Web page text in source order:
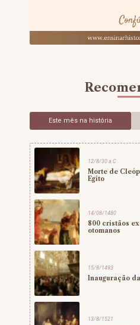
Este mês na história
12/8/30 a.C
Morte de
Egito
14/08/1480
800 cristãos
otomanos
15/8/1493
Inauguração
13/8/1521